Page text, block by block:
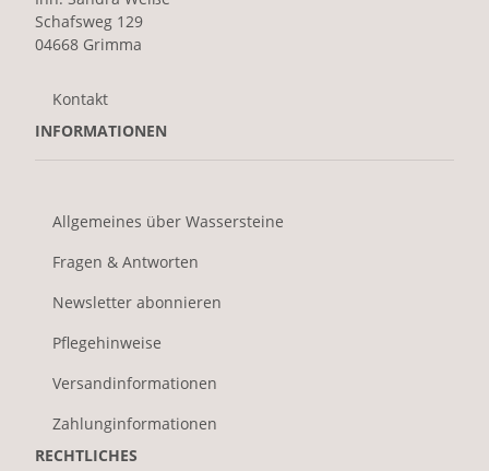
Schafsweg 129
04668 Grimma
Kontakt
INFORMATIONEN
Allgemeines über Wassersteine
Fragen & Antworten
Newsletter abonnieren
Pflegehinweise
Versandinformationen
Zahlunginformationen
RECHTLICHES